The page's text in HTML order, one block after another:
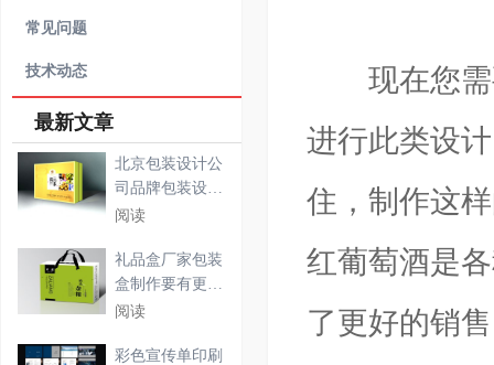
现在您需
进行此类设
住，制作这
红葡萄酒是
了更好的销
常见问题
技术动态
最新文章
北京包装设计公
司品牌包装设计
该怎
阅读
礼品盒厂家包装
盒制作要有更多
的内
阅读
彩色宣传单印刷